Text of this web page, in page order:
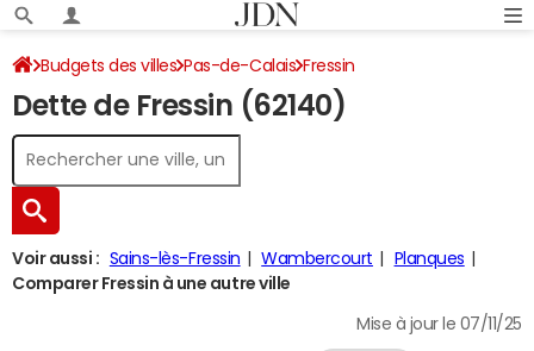
Budgets des villes Pas-de-Calais Fressin
Dette au 31/12/2024
Dette de Fressin (62140)
Voir aussi : Sains-lès-Fressin Wambercourt
Planques
Comparer Fressin à une autre ville
Mise à jour le 07/11/25